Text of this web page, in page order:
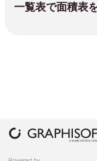
一覧表で面積表